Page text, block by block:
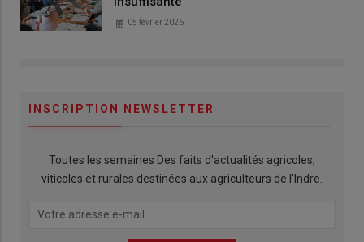
05 février 2026
INSCRIPTION NEWSLETTER
Toutes les semaines Des faits d'actualités agricoles,
viticoles et rurales destinées aux agriculteurs de l'Indre.